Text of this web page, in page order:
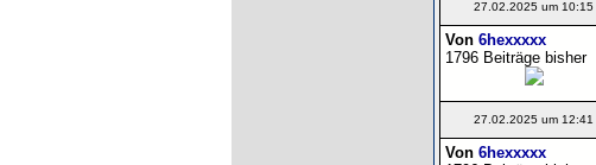
27.02.2025 um 10:15
Von 6hexxxxx
1796 Beiträge bisher
27.02.2025 um 12:41
Von 6hexxxxx